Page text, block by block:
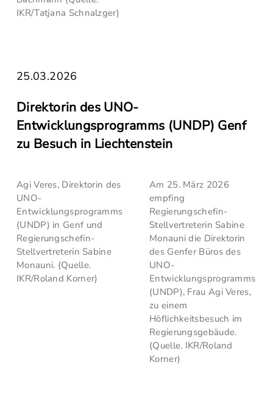
IKR/Tatjana Schnalzger)
25.03.2026
Direktorin des UNO-
Entwicklungsprogramms (UNDP) Genf
zu Besuch in Liechtenstein
Agi Veres, Direktorin des
UNO-
Entwicklungsprogramms
(UNDP) in Genf und
Regierungschefin-
Stellvertreterin Sabine
Monauni. (Quelle.
IKR/Roland Korner)
Am 25. März 2026
empfing
Regierungschefin-
Stellvertreterin Sabine
Monauni die Direktorin
des Genfer Büros des
UNO-
Entwicklungsprogramms
(UNDP), Frau Agi Veres,
zu einem
Höflichkeitsbesuch im
Regierungsgebäude.
(Quelle. IKR/Roland
Korner)